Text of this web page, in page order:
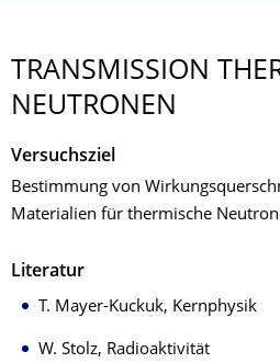
TRANSMISSION
NEUTRONEN
Versuchsziel
Bestimmung von
Materialien für thermische
Literatur
T. Mayer-Kuckuk, Kernphysik
W. Stolz, Radioaktivität